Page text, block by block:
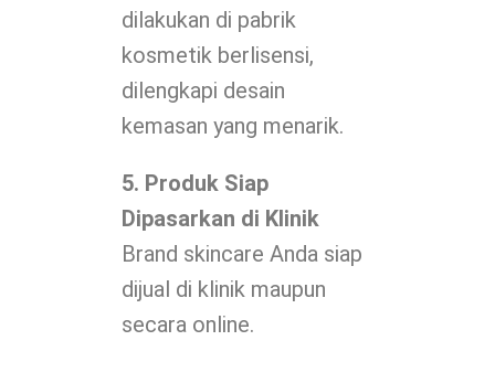
dilakukan di pabrik
kosmetik berlisensi,
dilengkapi desain
kemasan yang menarik.
5. Produk Siap
Dipasarkan di Klinik
Brand skincare Anda siap
dijual di klinik maupun
secara online.